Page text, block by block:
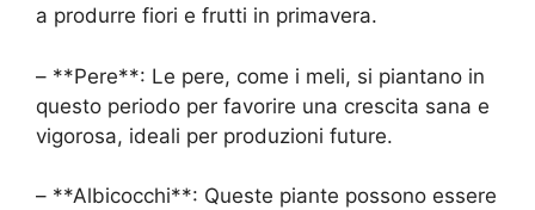
a produrre fiori e frutti in primavera.
– **Pere**: Le pere, come i meli, si piantano in
questo periodo per favorire una crescita sana e
vigorosa, ideali per produzioni future.
– **Albicocchi**: Queste piante possono essere